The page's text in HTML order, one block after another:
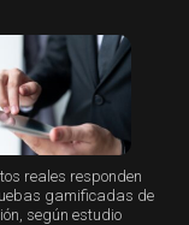
reales responden
gamificadas de
según estudio